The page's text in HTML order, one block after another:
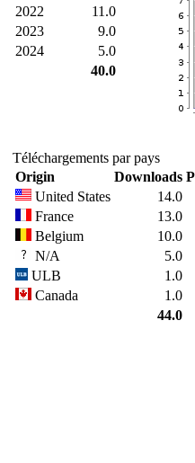
2022
11.0
2023
9.0
2024
5.0
40.0
Téléchargements par pays
Origin
Downloads
United States
14.0
France
13.0
Belgium
10.0
N/A
5.0
ULB
1.0
Canada
1.0
44.0